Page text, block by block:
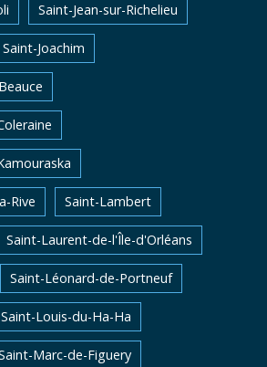
Saint-Jean-sur-Richelieu
Saint-Joachim
Rive Saint-Lambert
Saint-Laurent-de-l'Île-d'Orléans
Saint-Léonard-de-Portneuf
Saint-Louis-du-Ha-Ha
Marc-de-Figuery